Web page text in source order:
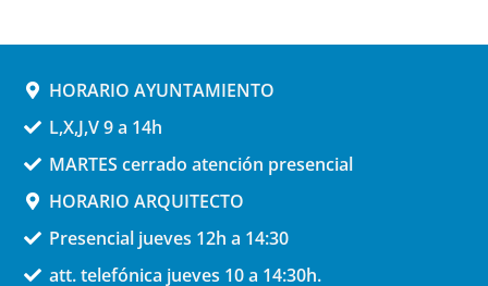
HORARIO AYUNTAMIENTO
L,X,J,V 9 a 14h
MARTES cerrado atención presencial
HORARIO ARQUITECTO
Presencial jueves 12h a 14:30
att. telefónica jueves 10 a 14:30h.